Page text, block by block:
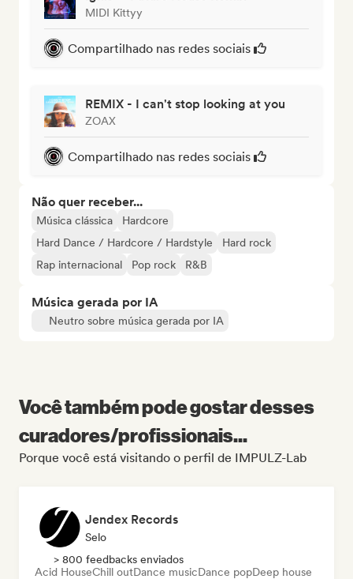
MIDI Kittyy
Compartilhado nas redes sociais
REMIX - I can't stop looking at you
ZOAX
Compartilhado nas redes sociais
Não quer receber...
Música clássica
Hardcore
Hard Dance / Hardcore / Hardstyle
Hard rock
Rap internacional
Pop rock R&B
Música gerada por IA
Neutro sobre música gerada por IA
Você também pode gostar desses
curadores/profissionais...
Porque você está visitando o perfil de IMPULZ-Lab
Jendex Records
Selo
> 800 feedbacks enviados
Acid HouseChill outDance musicDance popDeep house